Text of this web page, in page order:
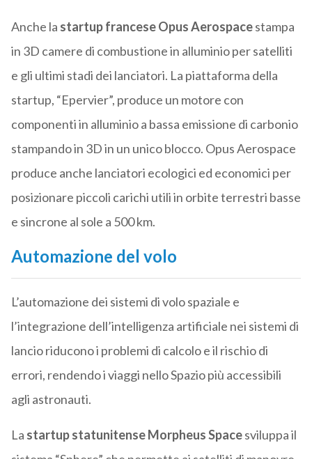
Anche la startup francese Opus Aerospacestampa
in 3D camere di combustione in alluminio per satelliti
e gli ultimi stadi dei lanciatori. La piattaforma della
startup, “Epervier”, produce un motore con
componenti in alluminio a bassa emissione di carbonio
stampando in 3D in un unico blocco. Opus Aerospace
produce anche lanciatori ecologici ed economici per
posizionare piccoli carichi utili in orbite terrestri basse
e sincrone al sole a 500 km.
Automazione del volo
L’automazione dei sistemi di volo spaziale e
l’integrazione dell’intelligenza artificiale nei sistemi di
lancio riducono i problemi di calcolo e il rischio di
errori, rendendo i viaggi nello Spazio più accessibili
agli astronauti.
La startup statunitense Morpheus Spacesviluppa il